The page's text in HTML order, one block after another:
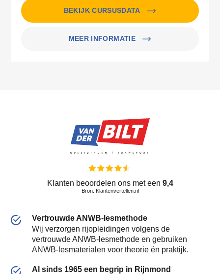
BEKIJK CURSUSDATA
MEER INFORMATIE
Klanten beoordelen ons met een 9,4
Bron: Klantenvertellen.nl
Vertrouwde ANWB-lesmethode
Wij verzorgen rijopleidingen volgens de
vertrouwde ANWB-lesmethode en gebruiken
ANWB-lesmaterialen voor theorie én praktijk.
Al sinds 1965 een begrip in Rijnmond